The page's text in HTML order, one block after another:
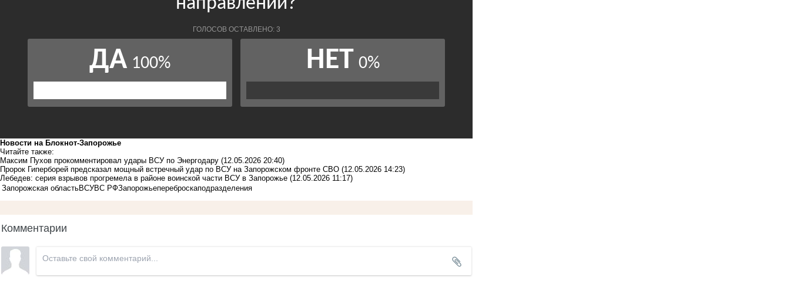
Новости на Блoкнoт-Запорожье
Читайте также:
Максим Пухов прокомментировал удары ВСУ по Энергодару (12.05.2026 20:40)
Пророк Гиперборей предсказал мощный встречный удар по ВСУ на Запорожском фронте СВО (12.05.2026 14:23)
Лебедев: серия взрывов прогремела в районе воинской части ВСУ в Запорожье (12.05.2026 11:17)
Запорожская областьВСУВС РФЗапорожьепереброскаподразделения
Комментарии